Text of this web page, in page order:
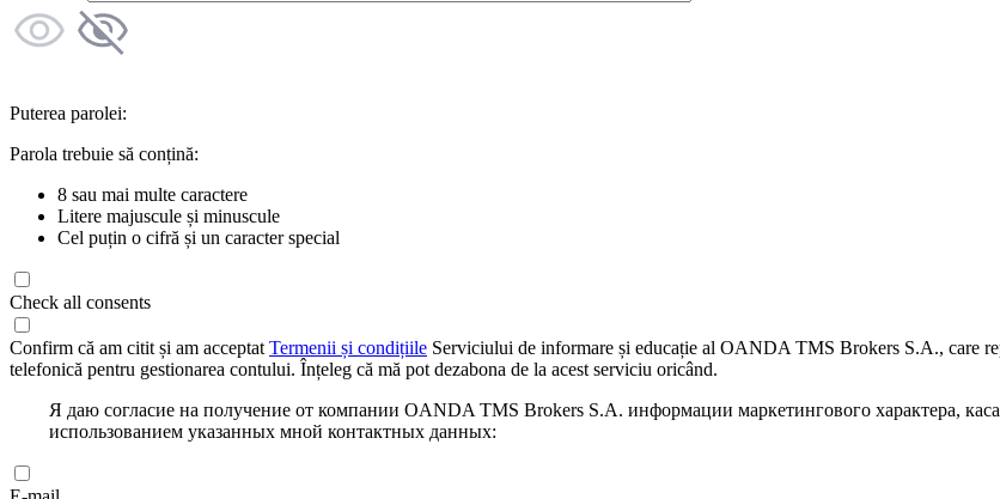
Puterea parolei:
Parola trebuie să conțină:
8 sau mai multe caractere
Litere majuscule și minuscule
Cel puțin o cifră și un caracter special
Check all consents
Confirm că am citit și am acceptat Termenii și condițiile Serviciului de informare și educație al OANDA TMS Brokers S.A., care
telefonică pentru gestionarea contului. Înțeleg că mă pot dezabona de la acest serviciu oricând.
Я даю согласие на получение от компании OANDA TMS Brokers S.A. информации маркетингового характера,
использованием указанных мной контактных данных: